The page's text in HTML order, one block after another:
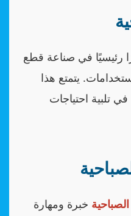
رئيسيًا في صناعة قطع
يتمتع هذا
تلبية احتياجات
خبرة ومهارة